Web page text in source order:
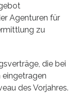
Agenturen für
zu
die bei
des Vorjahres.